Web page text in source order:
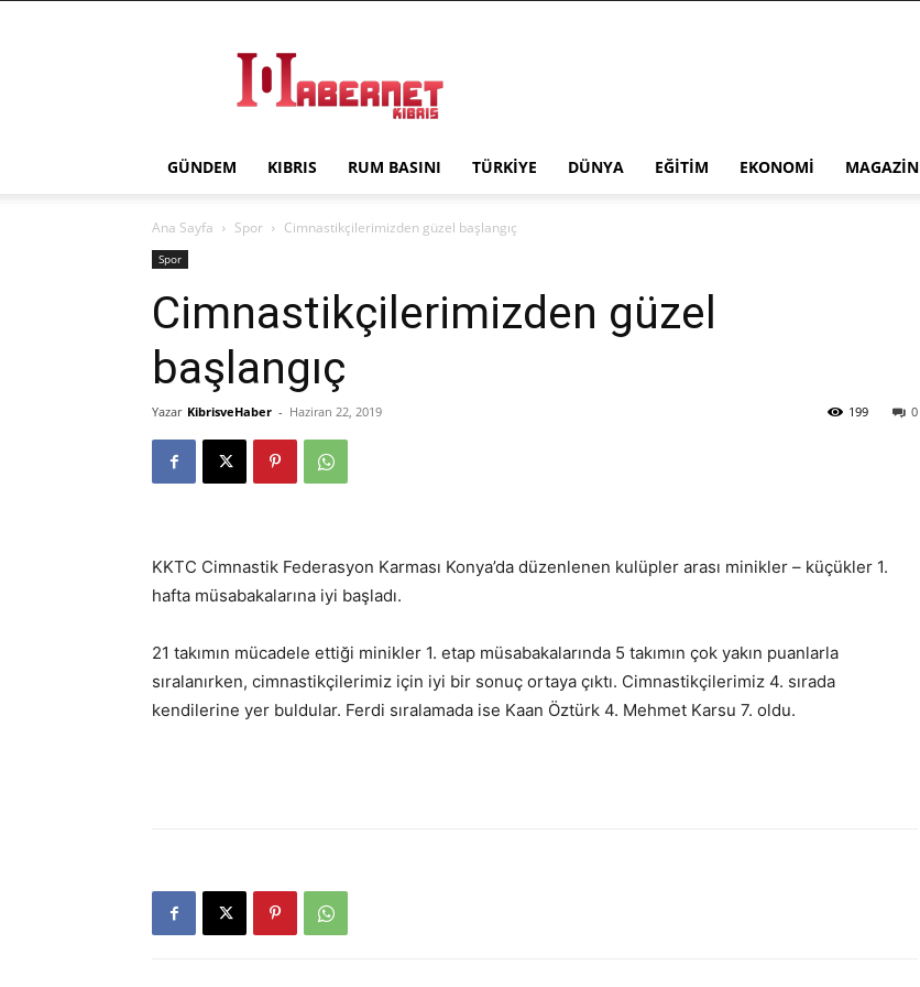
Kıbrıs
GÜNDEM KIBRIS RUM BASINI TÜRKIYE DÜNYA EĞITIM EKONOMI MAGAZIN
Ana Sayfa Spor Cimnastikçilerimizden güzel başlangıç
Spor
Cimnastikçilerimizden güzel
başlangıç
Yazar KibrisveHaber - Haziran 22, 2019 0
199
KKTC Cimnastik Federasyon Karması Konya’da düzenlenen kulüpler arası minikler – küçükler 1.
hafta müsabakalarına iyi başladı.
21 takımın mücadele ettiği minikler 1. etap müsabakalarında 5 takımın çok yakın puanlarla
sıralanırken, cimnastikçilerimiz için iyi bir sonuç ortaya çıktı. Cimnastikçilerimiz 4. sırada
kendilerine yer buldular. Ferdi sıralamada ise Kaan Öztürk 4. Mehmet Karsu 7. oldu.